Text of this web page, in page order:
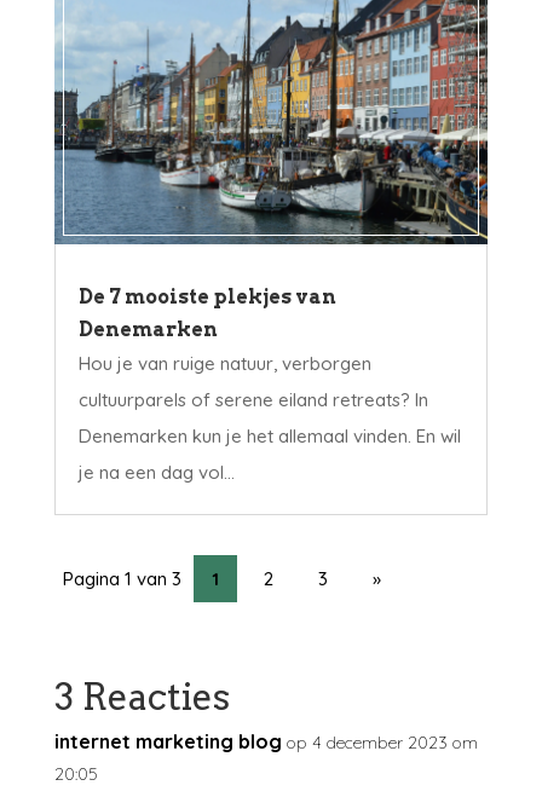
De 7 mooiste plekjes van
Denemarken
Hou je van ruige natuur, verborgen
cultuurparels of serene eiland retreats? In
Denemarken kun je het allemaal vinden. En wil
je na een dag vol...
Pagina 1 van 3 1 2 3 »
3 Reacties
internet marketing blog op 4 december 2023 om
20:05